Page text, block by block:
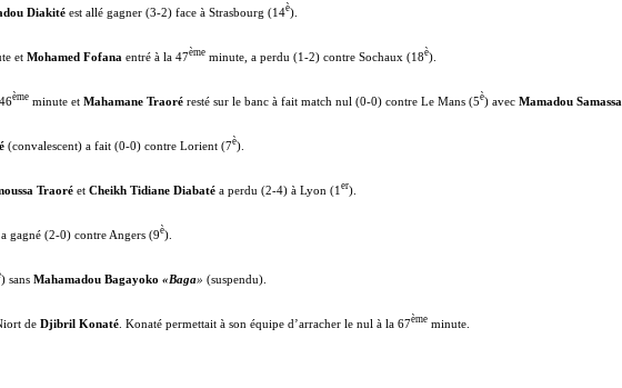
Diakité est allé gagner (3-2) face à Strasbourg (14è).
et Mohamed Fofana entré à la 47ème minute, a perdu (1-2) contre Sochaux (18è).
ème minute et Mahamane Traoré resté sur le banc à fait match nul (0-0) contre Le Mans (5è) avec Mamadou Samassa
(convalescent) a fait (0-0) contre Lorient (7è).
Traoré et Cheikh Tidiane Diabaté a perdu (2-4) à Lyon (1 er).
a gagné (2-0) contre Angers (9è).
) sans Mahamadou Bagayoko «Baga» (suspendu).
de Djibril Konaté . Konaté permettait à son équipe d’arracher le nul à la 67ème minute.